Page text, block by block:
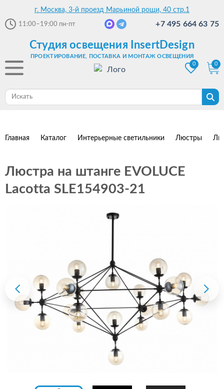
г. Москва, 3-й проезд Марьиной рощи, 40 стр.1
11:00–19:00 пн-пт +7 495 664 63 75
Студия освещения InsertDesign
ПРОЕКТИРОВАНИЕ, ПОСТАВКА И МОНТАЖ ОСВЕЩЕНИЯ
0
0
Главная Каталог Интерьерные светильники Люстры
Люстра на штанге EVOLUCE
Lacotta SLE154903-21